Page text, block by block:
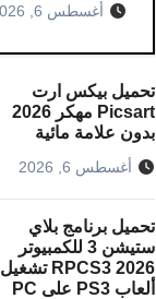
أغسطس 6, 2026
تحميل بيكس ارت
Picsart مهكر 2026
بدون علامة مائية
أغسطس 6, 2026
تحميل برنامج بلاي
ستيشن 3 للكمبيوتر
RPCS3 2026 تشغيل
ألعاب PS3 على PC